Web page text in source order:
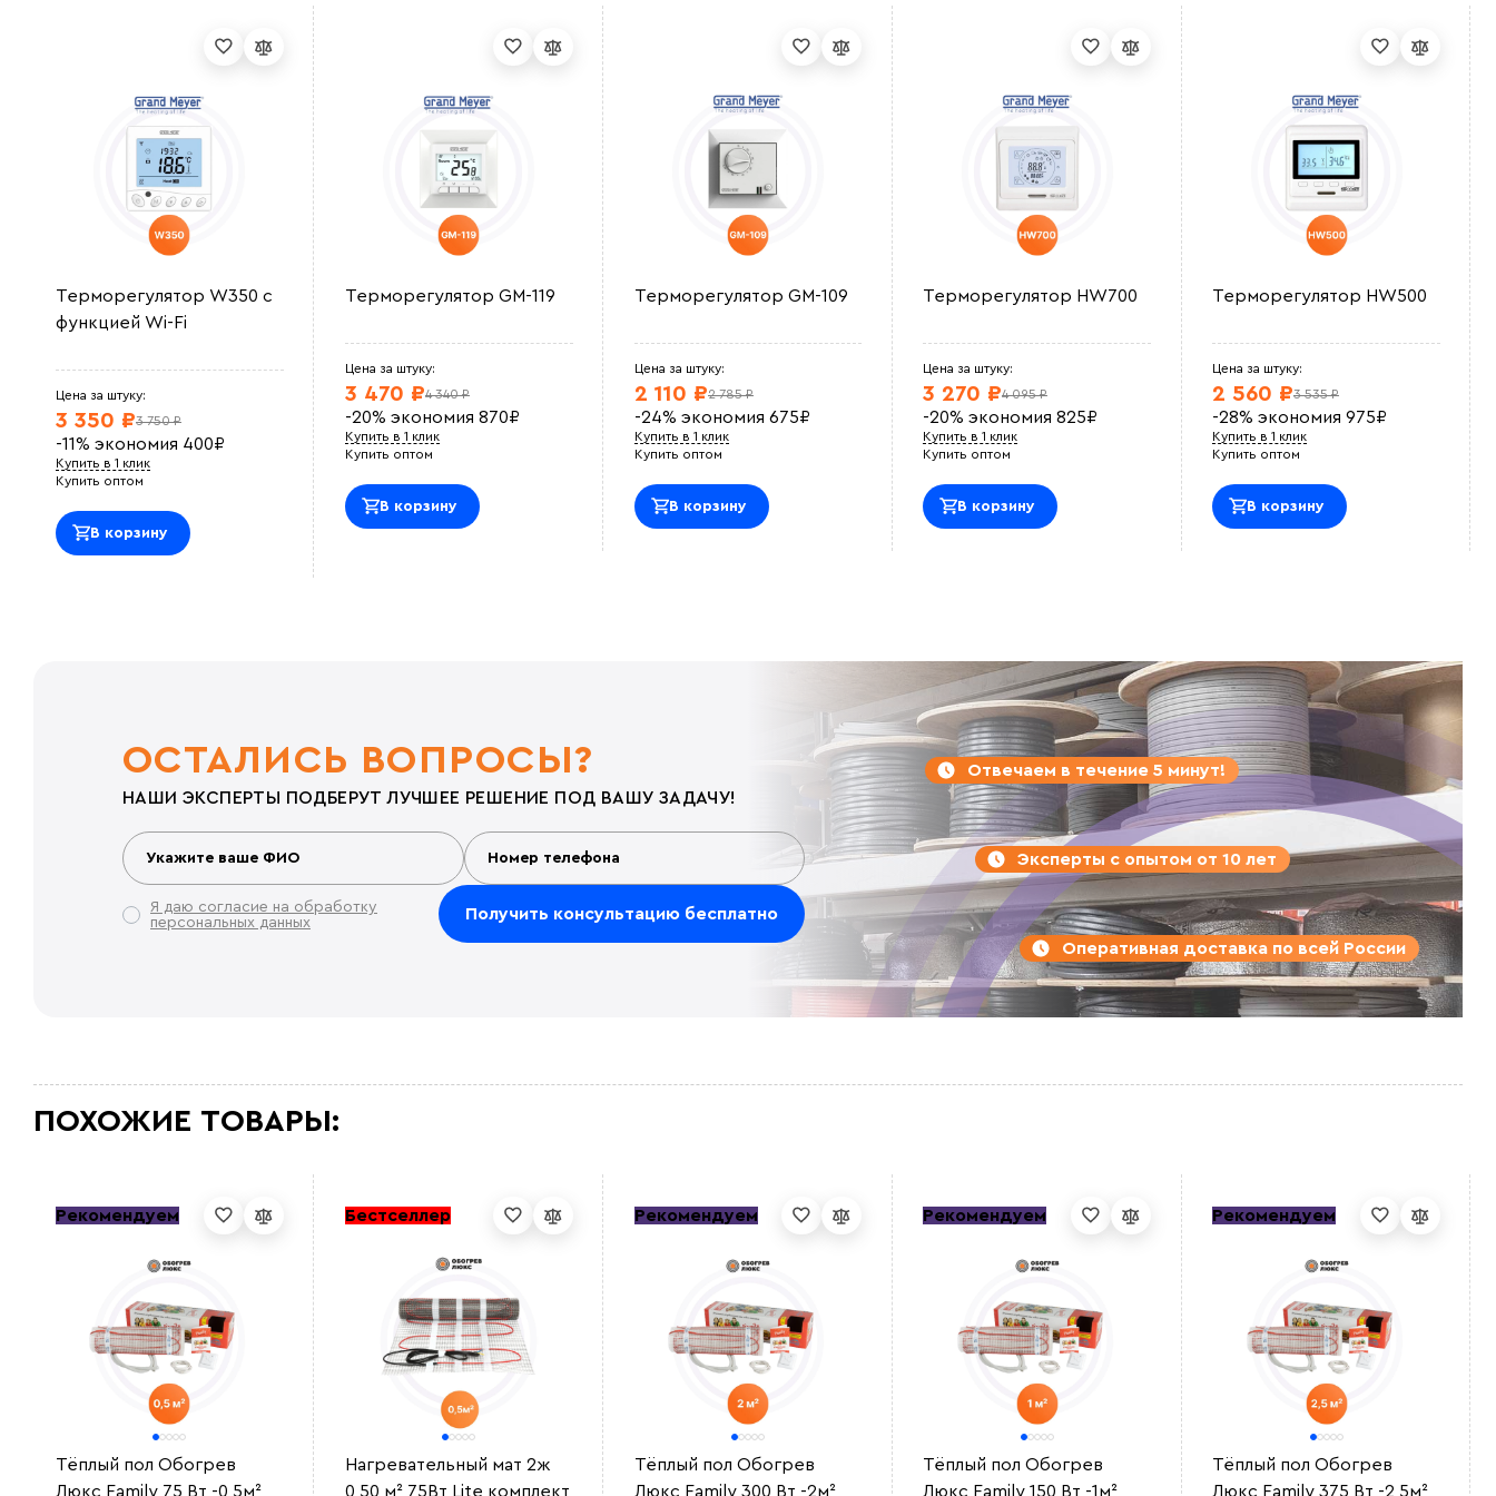
Терморегулятор W350 с
функцией Wi-Fi
Цена за штуку:
3 750 ₽
3 350 ₽
-11% экономия 400₽
Купить в 1 клик
Купить оптом
В корзину
Терморегулятор GM-119
Цена за штуку:
4 340 ₽
3 470 ₽
-20% экономия 870₽
Купить в 1 клик
Купить оптом
В корзину
Терморегулятор GM-109
Цена за штуку:
2 785 ₽
2 110 ₽
-24% экономия 675₽
Купить в 1 клик
Купить оптом
В корзину
Терморегулятор HW700
Цена за штуку:
4 095 ₽
3 270 ₽
-20% экономия825₽
Купить в 1 клик
Купить оптом
В корзину
Терморегулятор HW500
Цена за штуку:
3 535 ₽
2 560 ₽
-28% экономия975₽
Купить в 1 клик
Купить оптом
В корзину
ОСТАЛИСЬ ВОПРОСЫ?
НАШИ ЭКСПЕРТЫ ПОДБЕРУТ ЛУЧШЕЕ РЕШЕНИЕ ПОД ВАШУ ЗАДАЧУ!
Я даю согласие на обработку
персональных данных
Отвечаем в течение 5 минут!
Эксперты с опытом от 10 лет
Оперативная доставка по всей России
ПОХОЖИЕ ТОВАРЫ:
Рекомендуем
Тёплый пол Обогрев
Люкс Family 75 Вт -0,5м²
Бестселлер
Нагревательный мат 2ж
0,50 м² 75Вт Lite комплект
Рекомендуем
Тёплый пол Обогрев
Люкс Family 300 Вт -2м²
Рекомендуем
Тёплый пол Обогрев
Люкс Family 150 Вт -1м²
Рекомендуем
Тёплый пол Обогрев
Люкс Family 375 Вт -2,5м²